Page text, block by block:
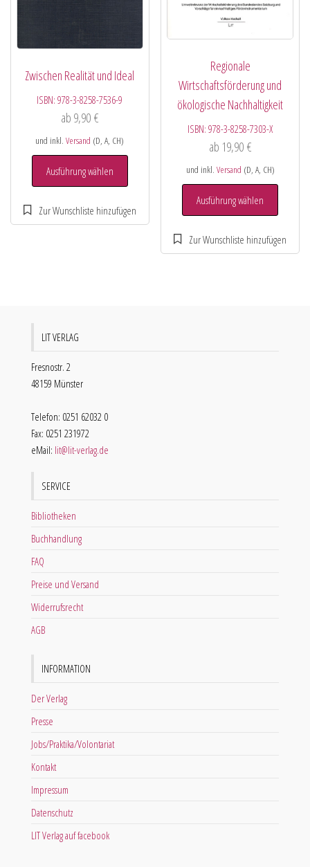
Zwischen Realität und Ideal
ISBN:978-3-8258-7536-9
ab 9,90 €
und inkl.Versand (D, A, CH)
Ausführung wählen
Regionale
Wirtschaftsförderung und
ökologische Nachhaltigkeit
ISBN:978-3-8258-7303-X
ab 19,90 €
und inkl. Versand (D, A, CH)
Ausführung wählen
LIT VERLAG
Fresnostr. 2
48159 Münster
Telefon: 0251 62032 0
Fax: 0251 231972
eMail: lit@lit-verlag.de
SERVICE
Bibliotheken
Buchhandlung
FAQ
Preise und Versand
Widerrufsrecht
AGB
INFORMATION
Der Verlag
Presse
Jobs/Praktika/Volontariat
Kontakt
Impressum
Datenschutz
LIT Verlag auf facebook